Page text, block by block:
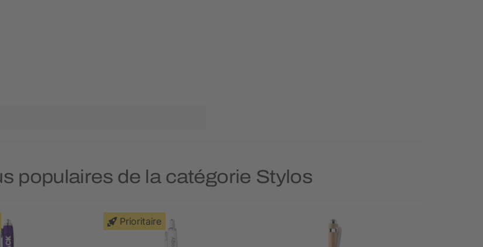
populaires de la catégorie Stylos
Prioritaire